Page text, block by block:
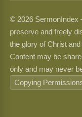
© 2026
preserve and freely
the glory of Christ
Content may be
only and may never
Copying